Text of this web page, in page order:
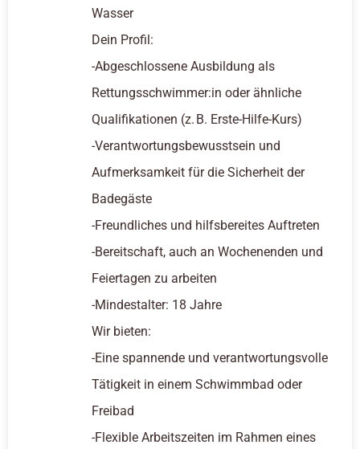
Wasser
Dein Profil:
-Abgeschlossene Ausbildung als
Rettungsschwimmer:in oder ähnliche
Qualifikationen (z. B. Erste-Hilfe-Kurs)
-Verantwortungsbewusstsein und
Aufmerksamkeit für die Sicherheit der
Badegäste
-Freundliches und hilfsbereites Auftreten
-Bereitschaft, auch an Wochenenden und
Feiertagen zu arbeiten
-Mindestalter: 18 Jahre
Wir bieten:
-Eine spannende und verantwortungsvolle
Tätigkeit in einem Schwimmbad oder
Freibad
-Flexible Arbeitszeiten im Rahmen eines